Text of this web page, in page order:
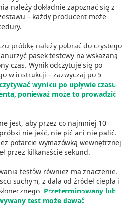
należy dokładnie zapoznać się z
– każdy producent może
próbkę należy pobrać do czystego
pasek testowy na wskazaną
czas. Wynik odczytuje się po
w instrukcji – zazwyczaj po 5
wyniku po upływie czasu
ponieważ może to prowadzić
jest, aby przez co najmniej 10
nie jeść, nie pić ani nie palić.
potarcie wymazówką wewnętrznej
przez kilkanaście sekund.
testów również ma znaczenie.
suchym, z dala od źródeł ciepła i
Przeterminowany lub
test może dawać